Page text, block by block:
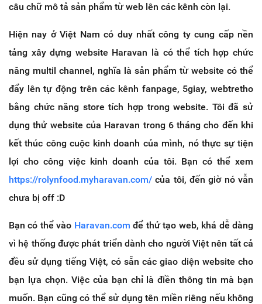
câu chữ mô tả sản phẩm từ web lên các kênh còn lại.
Hiện nay ở Việt Nam có duy nhất công ty cung cấp nền
tảng xây dựng website Haravan là có thể tích hợp chức
năng multil channel, nghĩa là sản phẩm từ website có thể
đẩy lên tự động trên các kênh fanpage, 5giay, webtretho
bằng chức năng store tích hợp trong website. Tôi đã sử
dụng thử website của Haravan trong 6 tháng cho đến khi
kết thúc công cuộc kinh doanh của mình, nó thực sự tiện
lợi cho công việc kinh doanh của tôi. Bạn có thể xem
https://rolynfood.myharavan.com/ của tôi, đến giờ nó vẫn
chưa bị off :D
Bạn có thể vào Haravan.com để thử tạo web, khá dễ dàng
vì hệ thống được phát triển dành cho người Việt nên tất cả
đều sử dụng tiếng Việt, có sẵn các giao diện website cho
bạn lựa chọn. Việc của bạn chỉ là điền thông tin mà bạn
muốn. Bạn cũng có thể sử dụng tên miền riêng nếu không